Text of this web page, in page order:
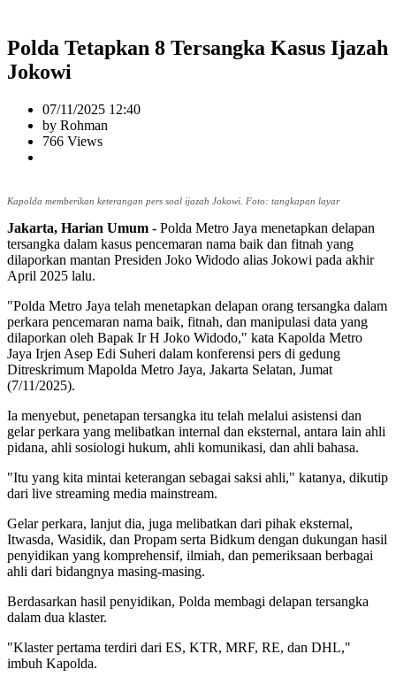
Polda Tetapkan 8 Tersangka Kasus Ijazah
Jokowi
07/11/2025 12:40
by Rohman
766 Views
Kapolda memberikan keterangan pers soal ijazah Jokowi. Foto: tangkapan layar
Jakarta, Harian Umum - Polda Metro Jaya menetapkan delapan
tersangka dalam kasus pencemaran nama baik dan fitnah yang
dilaporkan mantan Presiden Joko Widodo alias Jokowi pada akhir
April 2025 lalu.
"Polda Metro Jaya telah menetapkan delapan orang tersangka dalam
perkara pencemaran nama baik, fitnah, dan manipulasi data yang
dilaporkan oleh Bapak Ir H Joko Widodo," kata Kapolda Metro
Jaya Irjen Asep Edi Suheri dalam konferensi pers di gedung
Ditreskrimum Mapolda Metro Jaya, Jakarta Selatan, Jumat
(7/11/2025).
Ia menyebut, penetapan tersangka itu telah melalui asistensi dan
gelar perkara yang melibatkan internal dan eksternal, antara lain ahli
pidana, ahli sosiologi hukum, ahli komunikasi, dan ahli bahasa.
"Itu yang kita mintai keterangan sebagai saksi ahli," katanya, dikutip
dari live streaming media mainstream.
Gelar perkara, lanjut dia, juga melibatkan dari pihak eksternal,
Itwasda, Wasidik, dan Propam serta Bidkum dengan dukungan hasil
penyidikan yang komprehensif, ilmiah, dan pemeriksaan berbagai
ahli dari bidangnya masing-masing.
Berdasarkan hasil penyidikan, Polda membagi delapan tersangka
dalam dua klaster.
"Klaster pertama terdiri dari ES, KTR, MRF, RE, dan DHL,"
imbuh Kapolda.